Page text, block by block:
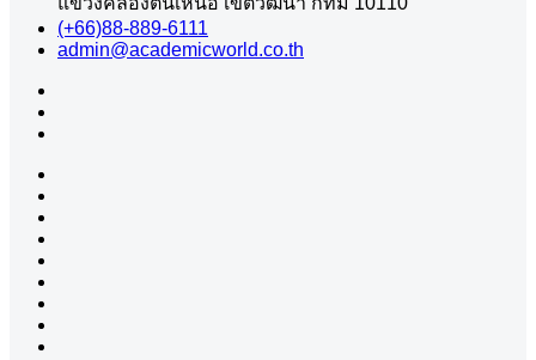
(+66)88-889-6111
admin@academicworld.co.th